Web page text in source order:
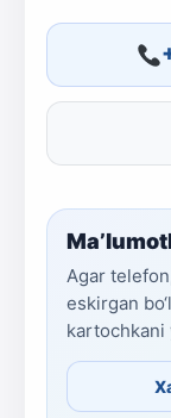
Agar
eskirgan
kartochkani